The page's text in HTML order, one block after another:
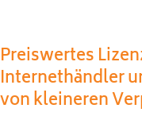
Preiswertes
Internethändler
von kleineren